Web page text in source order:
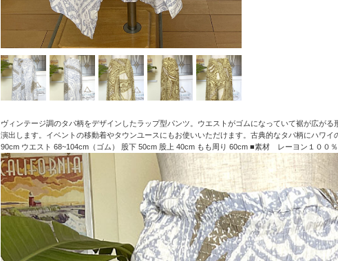
ヴィンテージ調のタパ柄をデザインしたラップ型パンツ。ウエストがゴムになっていて裾が広が
演出します。イベントの移動着やタウンユースにもお使いいただけます。古典的なタパ柄にハワ
90cm ウエスト 68~104cm（ゴム） 股下 50cm 股上 40cm もも周り 60cm ■素材 レーヨン１００％